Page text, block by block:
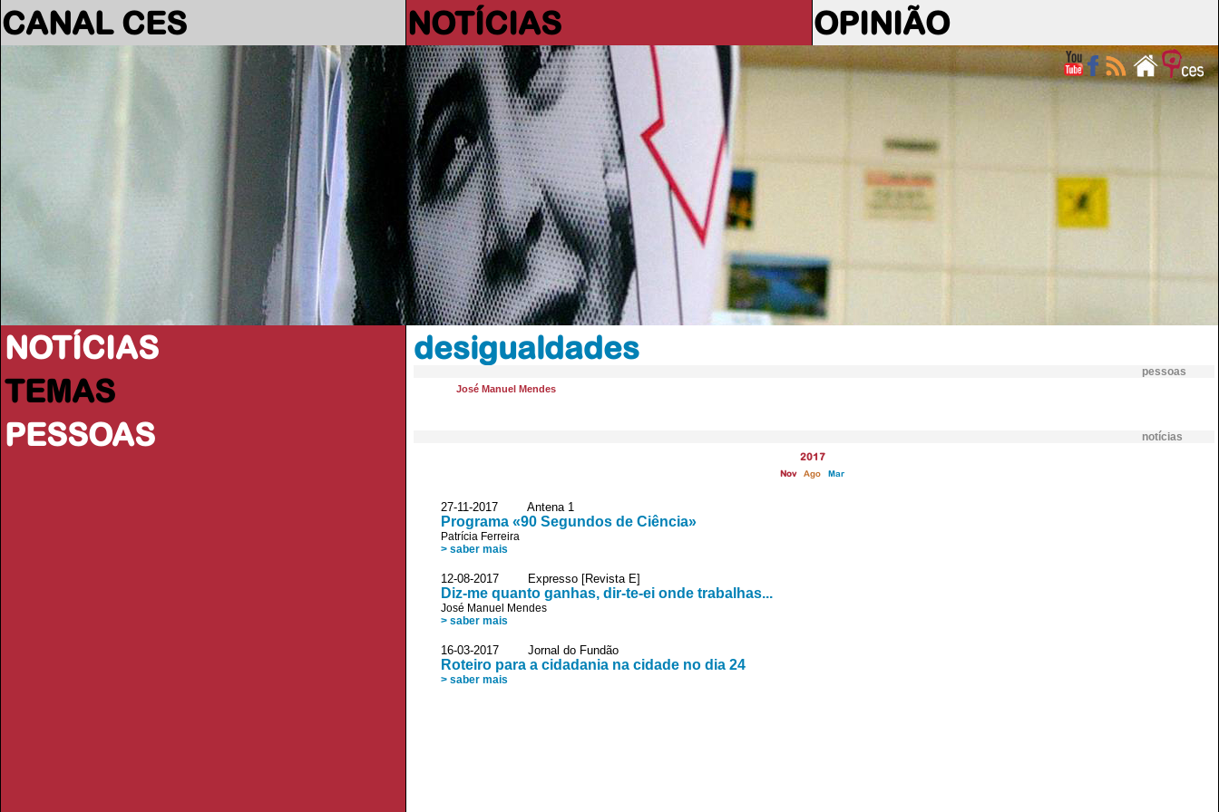
CANAL CES NOTÍCIAS OPINIÃO
NOTÍCIAS
TEMAS
PESSOAS
desigualdades
pessoas
José Manuel Mendes
notícias
2017
Nov Ago Mar
27-11-2017 Antena 1
Programa «90 Segundos de Ciência»
Patrícia Ferreira
> saber mais
12-08-2017 Expresso [Revista E]
Diz-me quanto ganhas, dir-te-ei onde trabalhas...
José Manuel Mendes
> saber mais
16-03-2017 Jornal do Fundão
Roteiro para a cidadania na cidade no dia 24
> saber mais